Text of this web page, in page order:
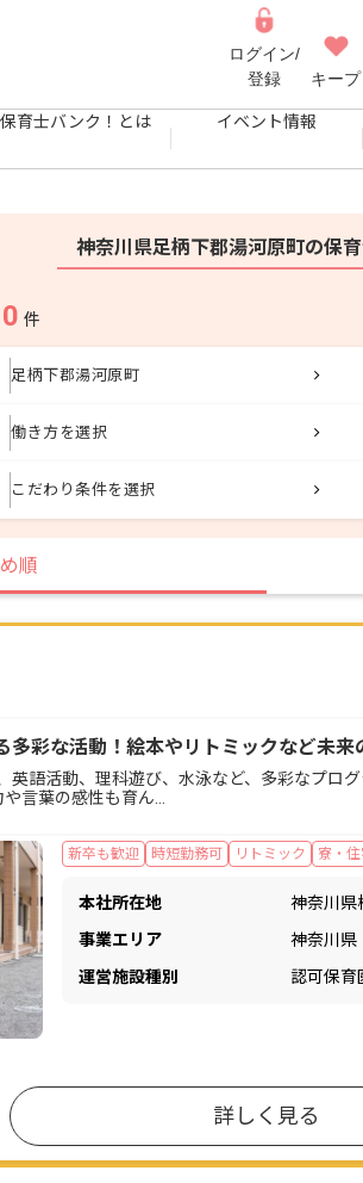
ログイン/
登録
キープ
保育士バンク！とは イベント情報
神奈川県足柄下郡湯河原町の保
0 件
足柄下郡湯河原町
働き方を選択
こだわり条件を選択
順
多彩な活動！絵本やリトミックなど未来
新卒も歓迎 時短勤務可 リトミック 寮・
英語活動、理科遊び、水泳など、多彩なプロ
言葉の感性も育ん…
本社所在地
神奈川県
事業エリア
神奈川県
運営施設種別
認可保育
詳しく見る